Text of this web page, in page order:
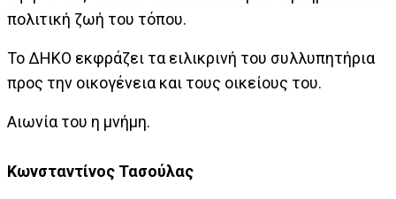
πολιτική ζωή του τόπου.
Το ΔΗΚΟ εκφράζει τα ειλικρινή του συλλυπητήρια
προς την οικογένεια και τους οικείους του.
Αιωνία του η μνήμη.
Κωνσταντίνος Τασούλας